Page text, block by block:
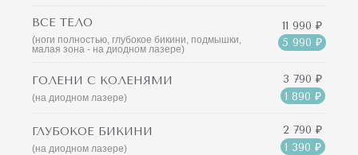
ВСЕ ТЕЛО
(ноги полностью, глубокое бикини, подмышки,
малая зона - на диодном лазере)
11 990 ₽
5 990 ₽
ГОЛЕНИ С КОЛЕНЯМИ
(на диодном лазере)
3 790 ₽
1 890 ₽
ГЛУБОКОЕ БИКИНИ
(на диодном лазере)
2 790 ₽
1 390 ₽